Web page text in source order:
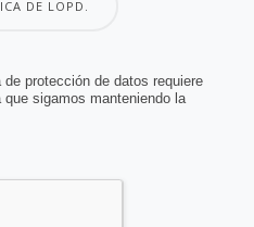
DE LOPD.
protección de datos requiere
sigamos manteniendo la